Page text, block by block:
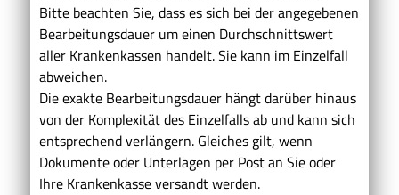
Bitte beachten Sie, dass es sich bei der angegebenen
Bearbeitungsdauer um einen Durchschnittswert
aller Krankenkassen handelt. Sie kann im Einzelfall
abweichen.
Die exakte Bearbeitungsdauer hängt darüber hinaus
von der Komplexität des Einzelfalls ab und kann sich
entsprechend verlängern. Gleiches gilt, wenn
Dokumente oder Unterlagen per Post an Sie oder
Ihre Krankenkasse versandt werden.